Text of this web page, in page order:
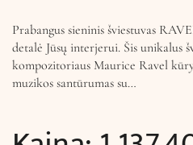
Prabangus sieninis šviestuvas
detalė Jūsų interjerui. Šis unikalus
kompozitoriaus Maurice Ravel
muzikos santūrumas su…